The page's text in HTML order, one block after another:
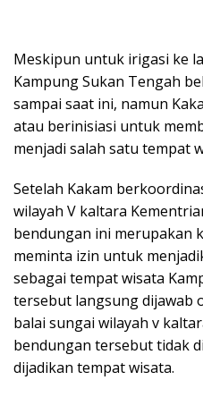
Meskipun untuk irigasi ke
Kampung Sukan Tengah
sampai saat ini, namun
atau berinisiasi untuk
menjadi salah satu tempat
Setelah Kakam
wilayah V kaltara
bendungan ini merupakan
meminta izin untuk
sebagai tempat wisata
tersebut langsung dijawab
balai sungai wilayah v
bendungan tersebut tidak
dijadikan tempat wisata.